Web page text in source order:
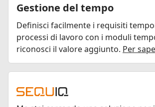
Gestione del tempo
Definisci facilmente i requisiti
processi di lavoro con i moduli
riconosci il valore aggiunto. Per